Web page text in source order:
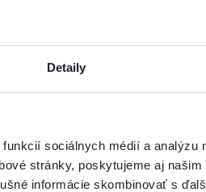
Detaily
sociálnych médií a analýzu
stránky, poskytujeme aj
informácie skombinovať s